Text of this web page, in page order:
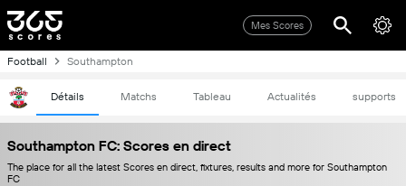
Mes Scores
Football Southampton
Détails Matchs Tableau Actualités supports
Southampton FC: Scores en direct
The place for all the latest Scores en direct, fixtures, results and more for Southampton
FC